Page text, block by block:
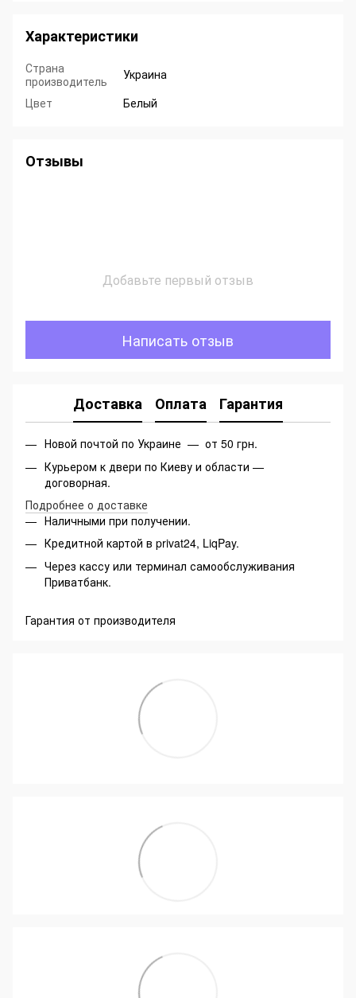
Характеристики
Страна
производитель
Украина
Цвет
Белый
Отзывы
Добавьте первый отзыв
Написать отзыв
Доставка Оплата Гарантия
Новой почтой по Украине — от 50 грн.
Курьером к двери по Киеву и области —
договорная.
Подробнее о доставке
Наличными при получении.
Кредитной картой в privat24, LiqPay.
Через кассу или терминал самообслуживания
Приватбанк.
Гарантия от производителя